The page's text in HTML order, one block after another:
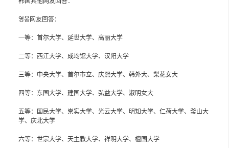
영웅网友回答：
一等：首尔大学、延世大学、高丽大学
二等：西江大学、成均馆大学、汉阳大学
三等：中央大学、首尔市立、庆熙大学、韩外大、梨花女大
四等：东国大学、建国大学、弘益大学、淑明女大
五等：国民大学、崇实大学、光云大学、明知大学、仁荷大学、釜山大
学、庆北大学
六等：世宗大学、天主教大学、祥明大学、檀国大学